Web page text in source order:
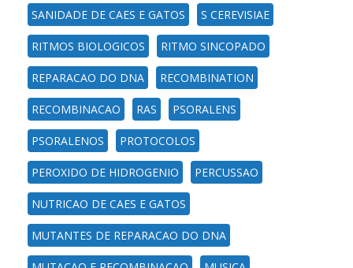
SANIDADE DE CAES E GATOS S CEREVISIAE
RITMOS BIOLOGICOS RITMO SINCOPADO
REPARACAO DO DNA RECOMBINATION
RECOMBINACAO RAS PSORALENS
PSORALENOS PROTOCOLOS
PEROXIDO DE HIDROGENIO PERCUSSAO
NUTRICAO DE CAES E GATOS
MUTANTES DE REPARACAO DO DNA